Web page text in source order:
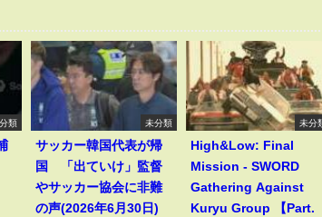
類 未分類
サッカー韓国代表が帰
国 「出ていけ」監督
やサッカー協会に非難
の声(2026年6月30日)
未分
High&Low: Final
Mission - SWORD
Gathering Against
Kuryu Group 【Part.